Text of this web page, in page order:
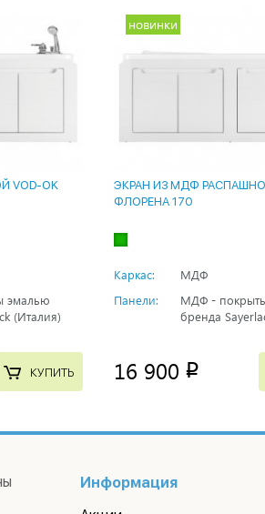
VOD-OK
эмалью
(Италия)
КУПИТЬ
новинки
ЭКРАН ИЗ МДФ
ФЛОРЕНА 170
Каркас:
МДФ
Панели:
МДФ -
бренда
16 900 p
Информация